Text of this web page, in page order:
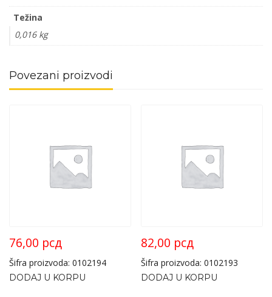
Težina
0,016 kg
Povezani proizvodi
76,00 рсд
Šifra proizvoda: 0102194
DODAJ U KORPU
82,00 рсд
Šifra proizvoda: 0102193
DODAJ U KORPU